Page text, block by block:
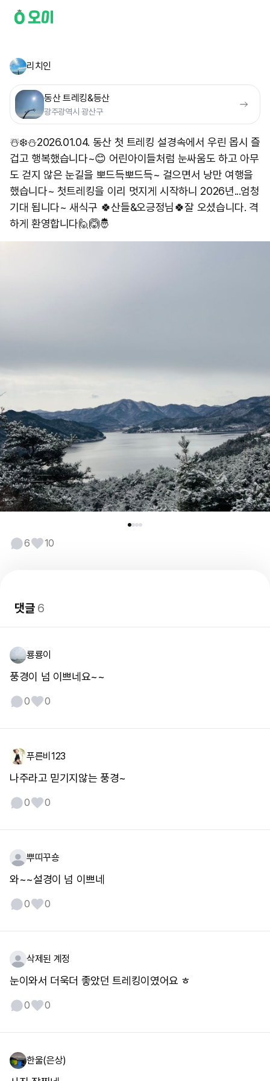
리치인
동산 트레킹&등산
광주광역시 광산구
☃️❄️⛄️2026.01.04. 동산 첫 트레킹 설경속에서 우린 몹시 즐
겁고 행복했습니다~😊 어린아이들처럼 눈싸움도 하고 아무
도 걷지 않은 눈길을 뽀드득뽀드득~ 걸으면서 낭만 여행을
했습니다~ 첫트레킹을 이리 멋지게 시작하니 2026년...엄청
기대 됩니다~ 새식구 🍀산들&오긍정님🍀 ​잘 오셨습니다. 격
하게 환영합니다🙋🙆🤴
6 10
댓글6
룡룡이
풍경이 넘 이쁘네요~~
0 0
푸른비123
나주라고 믿기지않는 풍경~
0 0
뿌띠꾸숑
와~~설경이 넘 이쁘네
0 0
삭제된 계정
눈이와서 더욱더 좋았던 트레킹이였어요 ㅎ
0 0
한울(은상)